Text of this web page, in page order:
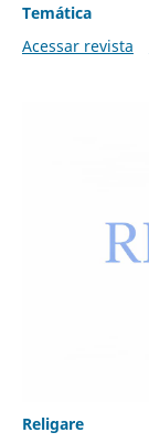
Temática
Acessar revista
Religare